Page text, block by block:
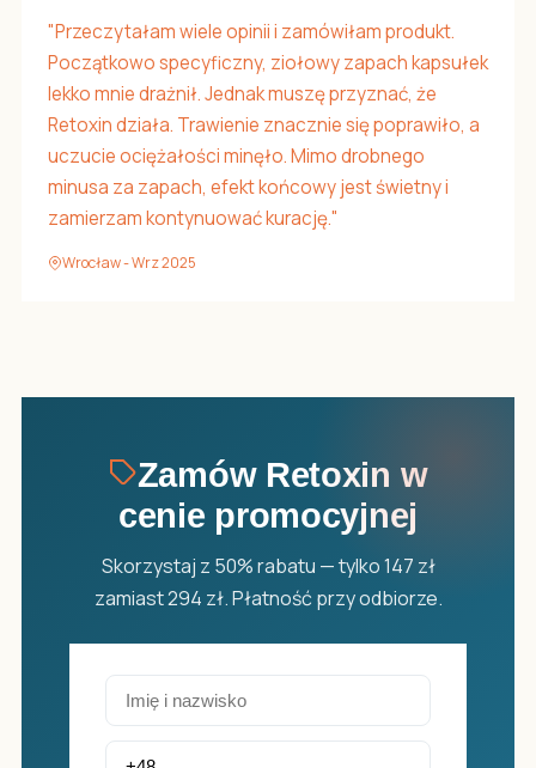
"Przeczytałam wiele opinii i zamówiłam produkt.
Początkowo specyficzny, ziołowy zapach kapsułek
lekko mnie drażnił. Jednak muszę przyznać, że
Retoxin działa. Trawienie znacznie się poprawiło, a
uczucie ociężałości minęło. Mimo drobnego
minusa za zapach, efekt końcowy jest świetny i
zamierzam kontynuować kurację."
Wrocław - Wrz 2025
Zamów Retoxin w
cenie promocyjnej
Skorzystaj z 50% rabatu — tylko 147 zł
zamiast 294 zł. Płatność przy odbiorze.